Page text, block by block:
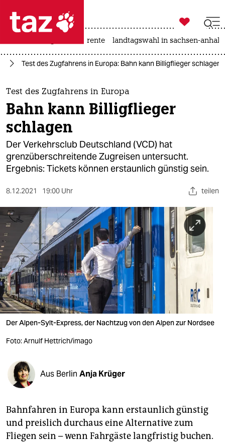
 taz zahl ich
taz zahl ich
themen
politik
öko
gesellschaft
sport
berlin
nord
wahrheit
verlag
verlag
fragen & hilfe
abo
genossenschaft

taz zahl ich
rente landtagswahl in sachsen-anhalt
Test des Zugfahrens in Europa: Bahn kann Billigflieger schlagen
Test des Zugfahrens in Europa
Bahn kann Billigflieger
schlagen
Der Verkehrsclub Deutschland (VCD) hat
grenzüberschreitende Zugreisen untersucht.
Ergebnis: Tickets können erstaunlich günstig sein.
8.12.2021 19:00 Uhr teilen
Der Alpen-Sylt-Express, der Nachtzug von den Alpen zur Nordsee
Foto: Arnulf Hettrich/imago
Aus Berlin Anja Krüger
Bahnfahren in Europa kann erstaunlich günstig
und preislich durchaus eine Alternative zum
Fliegen sein – wenn Fahrgäste langfristig buchen.